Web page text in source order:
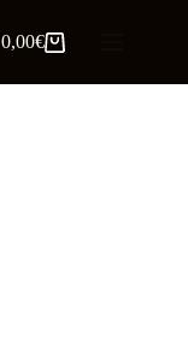
0,00€